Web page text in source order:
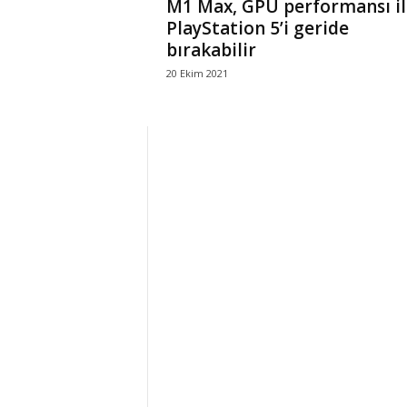
M1 Max, GPU performansı
PlayStation 5’i geride
bırakabilir
20 Ekim 2021